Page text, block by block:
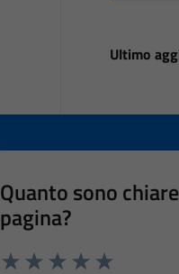
Ultimo
Quanto sono
pagina?